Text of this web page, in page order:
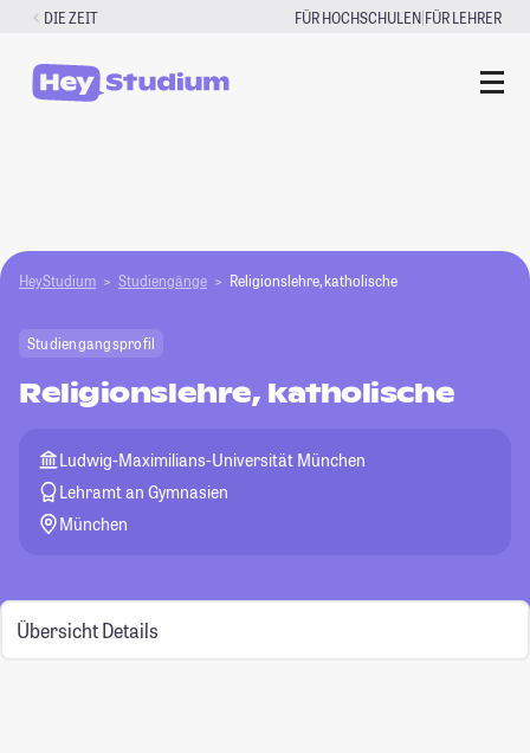
Zum
springen
DIE ZEIT FÜR HOCHSCHULEN|FÜR LEHRER
HeyStudium Studiengänge Religionslehre, katholische
Studiengangsprofil
Religionslehre, katholische
Ludwig-Maximilians-Universität München
Lehramt an Gymnasien
München
Übersicht Details